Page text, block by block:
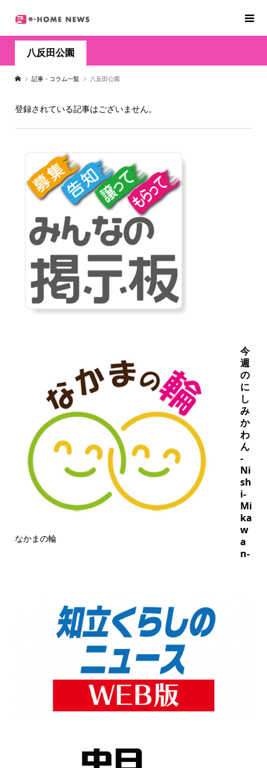
八反田公園
記事・コラム一覧 八反田公園
登録されている記事はございません。
なかまの輪
今
週
の
に
し
み
か
わ
ん
-
Ni
sh
i-
Mi
ka
w
a
n-